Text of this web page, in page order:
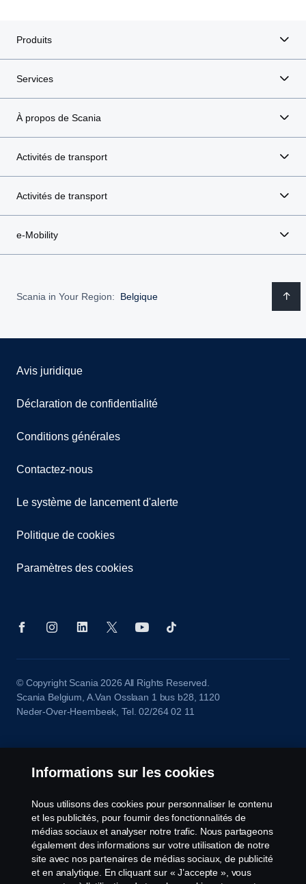
Produits
Services
À propos de Scania
Activités de transport
Activités de transport
e-Mobility
Scania in Your Region: Belgique
Avis juridique
Déclaration de confidentialité
Conditions générales
Contactez-nous
Le système de lancement d'alerte
Politique de cookies
Paramètres des cookies
© Copyright Scania 2026 All Rights Reserved.
Scania Belgium, A.Van Osslaan 1 bus b28, 1120
Neder-Over-Heembeek, Tel. 02/264 02 11
Informations sur les cookies
Nous utilisons des cookies pour personnaliser le contenu
et les publicités, pour fournir des fonctionnalités de
médias sociaux et analyser notre trafic. Nous partageons
également des informations sur votre utilisation de notre
site avec nos partenaires de médias sociaux, de publicité
et en analytique. En cliquant sur « J’accepte », vous